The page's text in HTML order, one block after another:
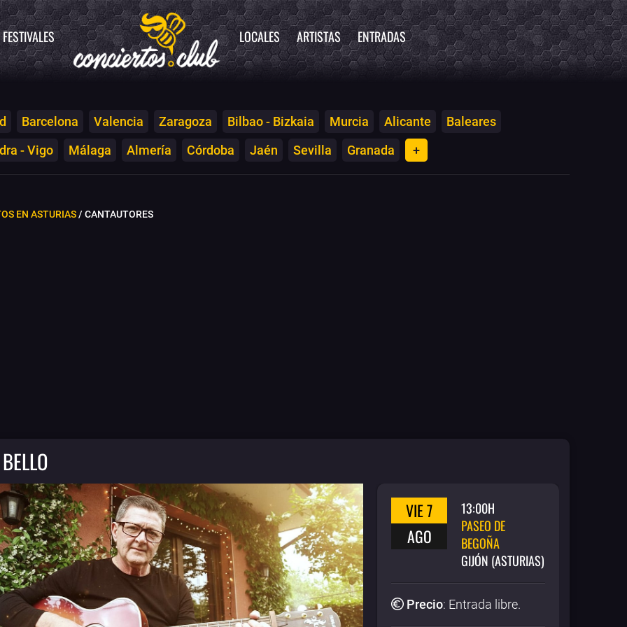
FESTIVALES LOCALES ARTISTAS ENTRADAS
Barcelona Valencia Zaragoza Bilbao - Bizkaia Murcia Alicante
Baleares
- Vigo
Málaga Almería Córdoba Jaén Sevilla Granada +
EN ASTURIAS/ CANTAUTORES
VIE 7
AGO
13:00H
PASEO DE
BEGOÑA
GIJÓN (ASTURIAS)
Precio: Entrada libre.